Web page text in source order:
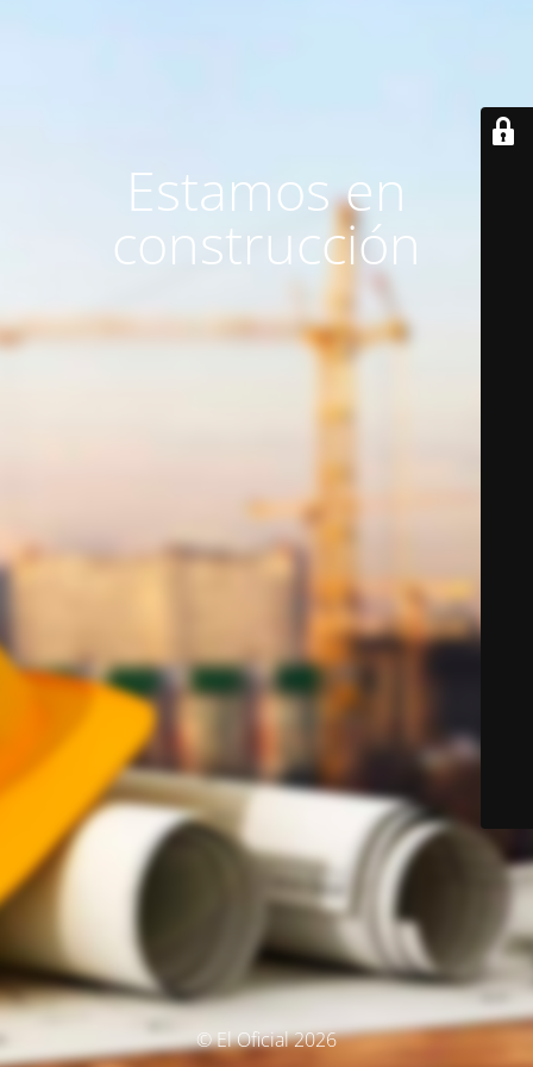
Estamos en
construcción
© El Oficial 2026